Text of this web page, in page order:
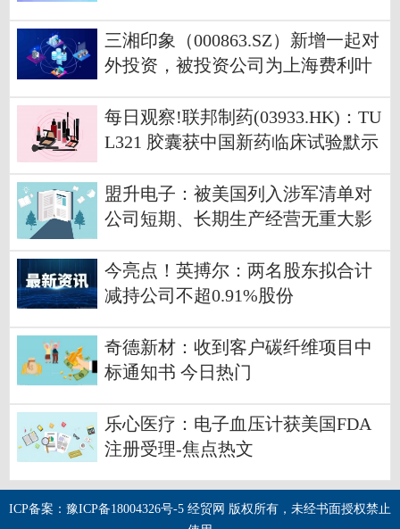
三湘印象（000863.SZ）新增一起对
外投资，被投资公司为上海费利叶
每日观察!联邦制药(03933.HK)：TU
L321 胶囊获中国新药临床试验默示
盟升电子：被美国列入涉军清单对
公司短期、长期生产经营无重大影
今亮点！英搏尔：两名股东拟合计
减持公司不超0.91%股份
奇德新材：收到客户碳纤维项目中
标通知书 今日热门
乐心医疗：电子血压计获美国FDA
注册受理-焦点热文
ICP备案：豫ICP备18004326号-5 经贸网 版权所有，未经书面授权禁止